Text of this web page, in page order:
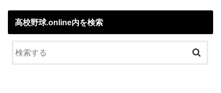
高校野球.online内を検索